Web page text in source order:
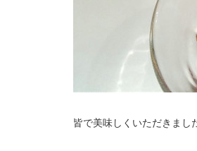
皆で美味しくいただきまし